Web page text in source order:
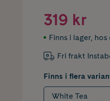
319 kr
Finns i lager, hos
Fri frakt
Finns i flera
White Tea